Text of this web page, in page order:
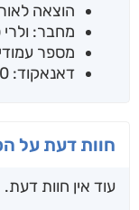
הוצאה
מחבר: ולרי
מספר עמודים:
דאנאקוד: 1272-2170
חוות דעת על
עוד אין חוות דעת.